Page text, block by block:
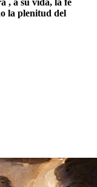
la plenitud del